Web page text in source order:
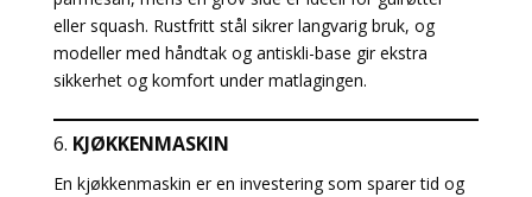
eller squash. Rustfritt stål sikrer langvarig bruk, og
modeller med håndtak og antiskli-base gir ekstra
sikkerhet og komfort under matlagingen.
6. KJØKKENMASKIN
En kjøkkenmaskin er en investering som sparer tid og